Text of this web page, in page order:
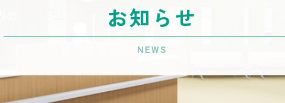
お知らせ